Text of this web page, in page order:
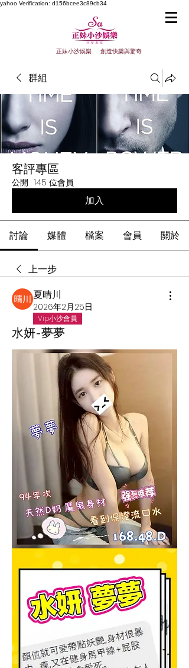
yahoo Verification: d156bcee3c89cb34
正妹小沙娛樂 創造快樂與驚奇
群組
客評專區
公開 · 145 位會員
加入
討論 媒體 檔案 會員 關於
上一步
夏晴川
2026年2月25日
Vip小沙會員
水妍-夢夢